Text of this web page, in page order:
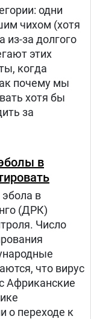
одни
чихом (хотя
из-за долгого
этих
когда
почему мы
хотя бы
за
в
в
(ДРК)
Число
что вирус
Африканские
о переходе к